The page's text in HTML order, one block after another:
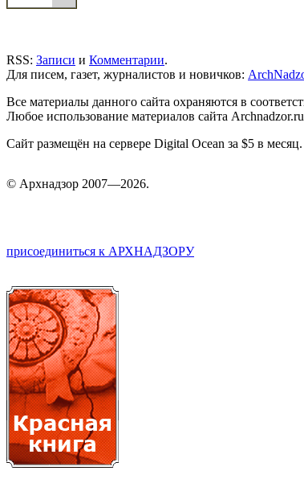
RSS: Записи и Комментарии.
Для писем, газет, журналистов и новичков:
Все материалы данного сайта охраняются в
Любое использование материалов сайта
Сайт размещён на сервере Digital Ocean за $5 в
© Архнадзор 2007—2026.
присоединиться к АРХНАДЗОРУ